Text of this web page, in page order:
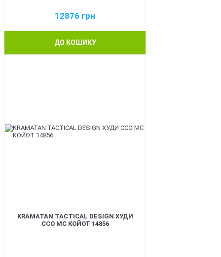
12876 грн
ДО КОШИКУ
KRAMATAN TACTICAL DESIGN ХУДИ
ССО МС КОЙОТ 14856